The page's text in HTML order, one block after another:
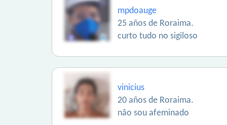
mpdoauge
25 años de Roraima.
curto tudo no sigiloso
vinicius
20 años de Roraima.
não sou afeminado